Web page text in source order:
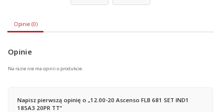
Opinie (0)
Opinie
Na razie nie ma opinii o produkcie.
Napisz pierwszą opinię o „12.00-20 Ascenso FLB 681 SET IND1
185A3 20PR TT”